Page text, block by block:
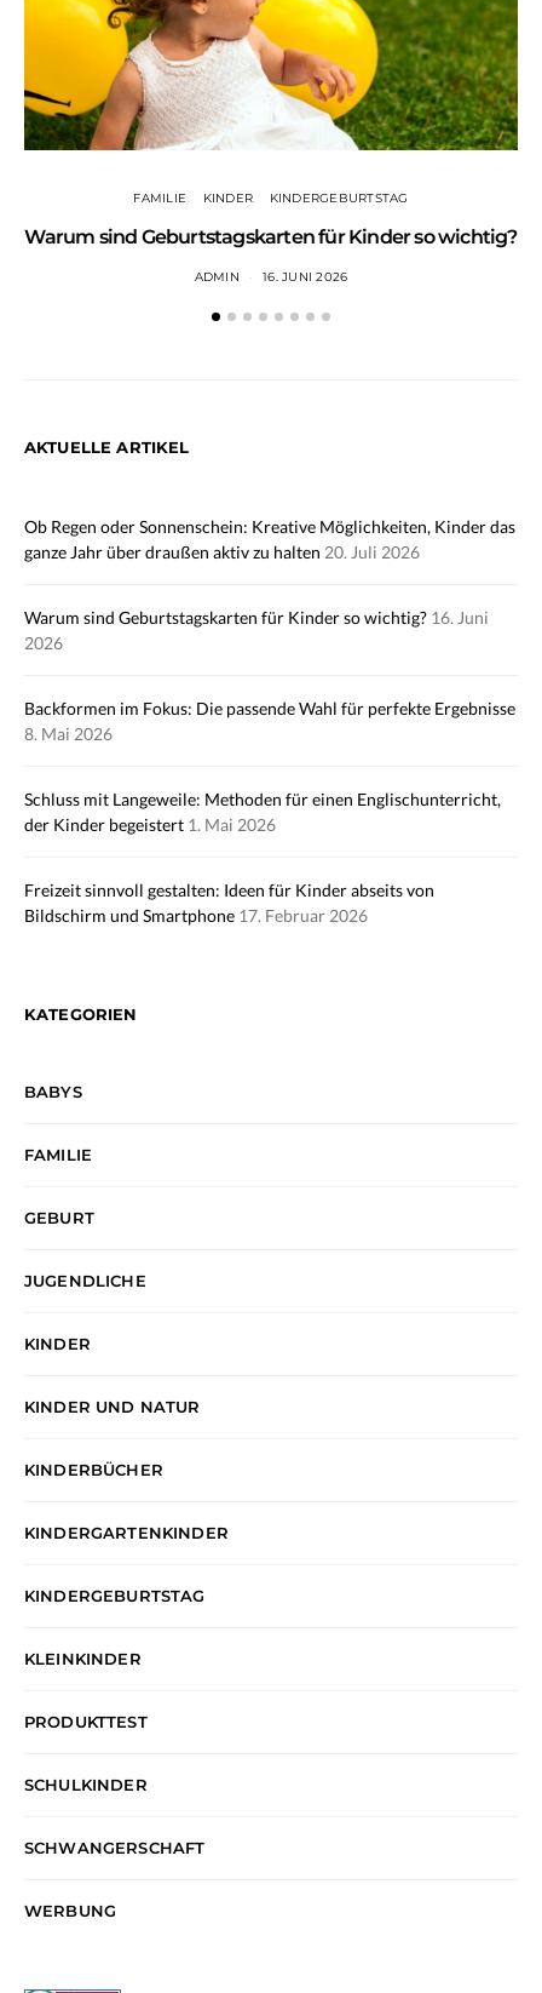
FAMILIE KINDER KINDERGEBURTSTAG
Warum sind Geburtstagskarten für Kinder so wichtig?
ADMIN 16. JUNI 2026
AKTUELLE ARTIKEL
Ob Regen oder Sonnenschein: Kreative Möglichkeiten, Kinder das
ganze Jahr über draußen aktiv zu halten 20. Juli 2026
Warum sind Geburtstagskarten für Kinder so wichtig? 16. Juni
2026
Backformen im Fokus: Die passende Wahl für perfekte Ergebnisse
8. Mai 2026
Schluss mit Langeweile: Methoden für einen Englischunterricht,
der Kinder begeistert 1. Mai 2026
Freizeit sinnvoll gestalten: Ideen für Kinder abseits von
Bildschirm und Smartphone 17. Februar 2026
KATEGORIEN
BABYS
FAMILIE
GEBURT
JUGENDLICHE
KINDER
KINDER UND NATUR
KINDERBÜCHER
KINDERGARTENKINDER
KINDERGEBURTSTAG
KLEINKINDER
PRODUKTTEST
SCHULKINDER
SCHWANGERSCHAFT
WERBUNG